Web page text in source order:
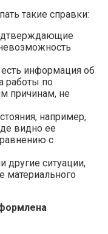
такие справки:
информация об
работы по
причинам, не
например,
видно ее
с
другие ситуации,
материального